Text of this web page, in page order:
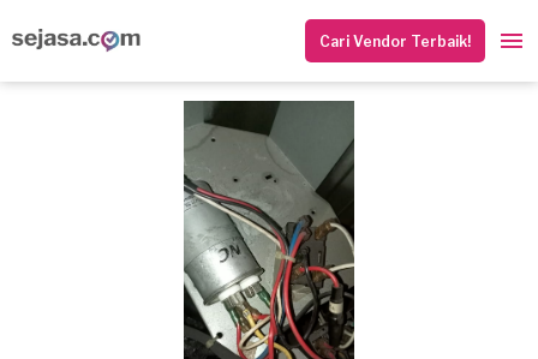
Cari Vendor Terbaik!